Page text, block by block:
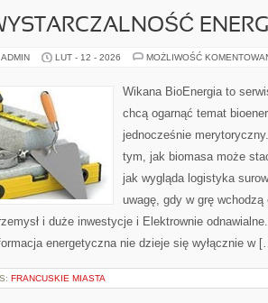
LUT - 12 - 2026 MOŻLIWOŚĆ
Wikana BioEnergia to
chcą ogarnąć temat
jednocześnie
tym, jak biomasa może
jak wygląda logistyka
uwagę, gdy w grę
i duże inwestycje i Elektrownie
energetyczna nie dzieje się wyłącznie w
FRANCUSKIE MIASTA